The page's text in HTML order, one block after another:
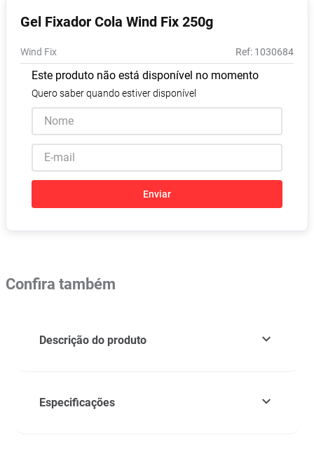
Gel Fixador Cola Wind Fix 250g
Wind Fix : 1030684
Este produto não está disponível no momento
Quero saber quando estiver disponível
Enviar
Confira também
Descrição do produto
Especificações
6º Shampoo
7º
8 Absorvente
9º Lavitan
10 º